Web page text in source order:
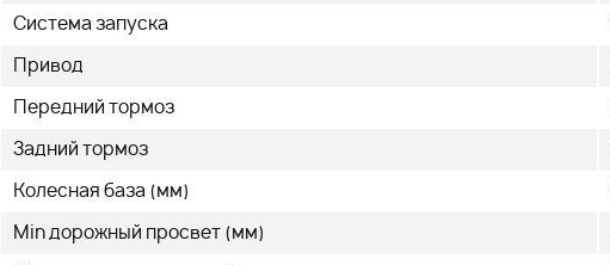
Система запуска
Привод
Передний тормоз
Задний тормоз
Колесная база (мм)
Min дорожный просвет (мм)